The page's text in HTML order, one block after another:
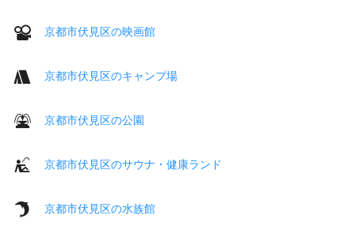
京都市伏見区の映画館
京都市伏見区のキャンプ場
京都市伏見区の公園
京都市伏見区のサウナ・健康ランド
京都市伏見区の水族館